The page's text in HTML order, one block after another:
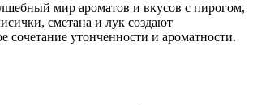
мир ароматов и вкусов с пирогом,
сметана и лук создают
сочетание утонченности и ароматности.